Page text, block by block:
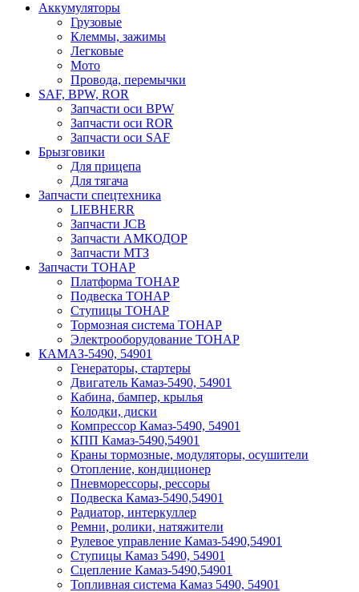
Аккумуляторы
Грузовые
Клеммы, зажимы
Легковые
Мото
Провода, перемычки
SAF, BPW, ROR
Запчасти оси BPW
Запчасти оси ROR
Запчасти оси SAF
Брызговики
Для прицепа
Для тягача
Запчасти спецтехника
LIEBHERR
Запчасти JCB
Запчасти АМКОДОР
Запчасти МТЗ
Запчасти ТОНАР
Платформа ТОНАР
Подвеска ТОНАР
Ступицы ТОНАР
Тормозная система ТОНАР
Электрооборудование ТОНАР
КАМАЗ-5490, 54901
Генераторы, стартеры
Двигатель Камаз-5490, 54901
Кабина, бампер, крылья
Колодки, диски
Компрессор Камаз-5490, 54901
КПП Камаз-5490,54901
Краны тормозные, модуляторы, осушители
Отопление, кондиционер
Пневморессоры, рессоры
Подвеска Камаз-5490,54901
Радиатор, интеркуллер
Ремни, ролики, натяжители
Рулевое управление Камаз-5490,54901
Ступицы Камаз 5490, 54901
Сцепление Камаз-5490,54901
Топливная система Камаз 5490, 54901